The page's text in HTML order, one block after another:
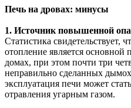
Печь на дровах: минусы
1. Источник повышенной
Статистика свидетельствует,
отопление является
домах, при этом почти три
неправильно сделанных
эксплуатация печи может
отравления угарным газом.